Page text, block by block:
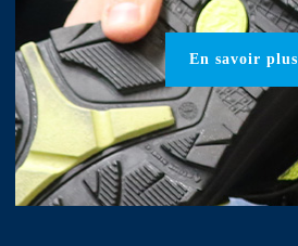
En savoir plus